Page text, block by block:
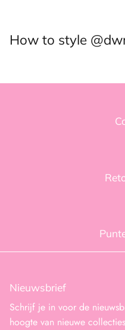
How to style
Nieuwsbrief
Schrijf je in voor de
hoogte van nieuwe